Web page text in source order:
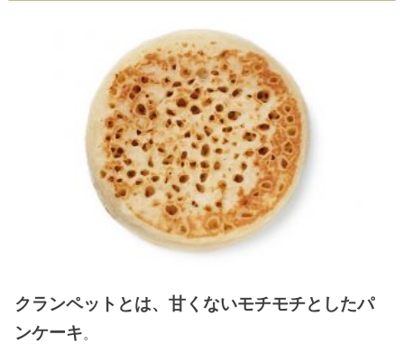
クランペットとは、甘くないモチモチとしたパ
ンケーキ。